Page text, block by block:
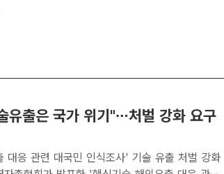
출은 국가 위기"…처벌 강화 요구
대응 관련 대국민 인식조사' 기술 유출 처벌 강화